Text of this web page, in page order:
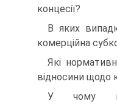
концесії?
В яких
комерційна
Які
відносини щодо
У чому